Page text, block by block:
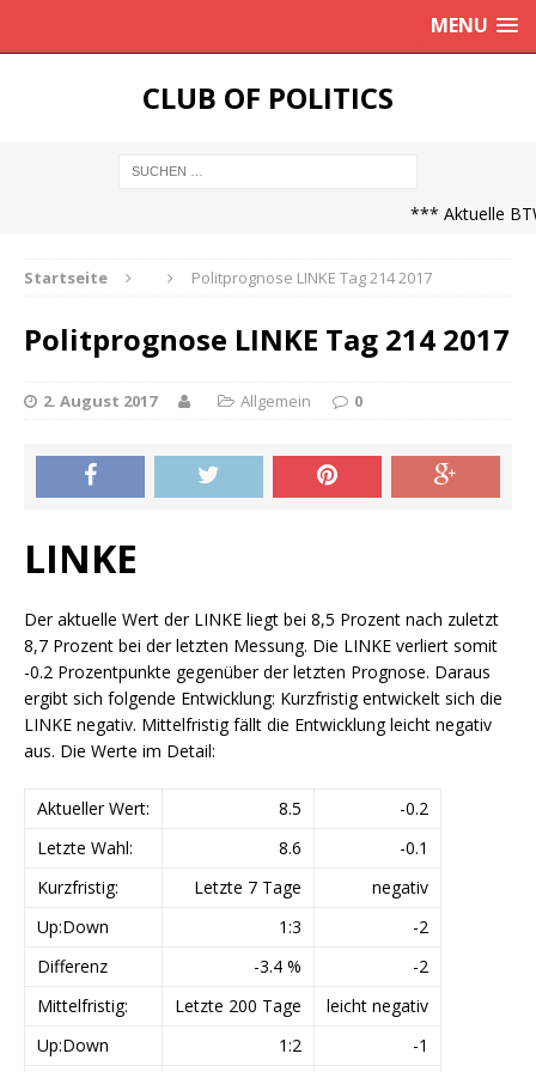
MENU
CLUB OF POLITICS
*** Aktuelle
Startseite Politprognose LINKE Tag 214 2017
Politprognose LINKE Tag 214 2017
2. August 2017 Allgemein 0
LINKE
Der aktuelle Wert der LINKE liegt bei 8,5 Prozent nach zuletzt
8,7 Prozent bei der letzten Messung. Die LINKE verliert somit
-0.2 Prozentpunkte gegenüber der letzten Prognose. Daraus
ergibt sich folgende Entwicklung: Kurzfristig entwickelt sich die
LINKE negativ. Mittelfristig fällt die Entwicklung leicht negativ
aus. Die Werte im Detail:
Aktueller Wert: 8.5
-0.2
Letzte Wahl:
8.6
-0.1
Kurzfristig:
Letzte 7 Tage
negativ
Up:Down
1:3
-2
Differenz
-3.4 %
-2
Mittelfristig:
Letzte 200 Tage
leicht negativ
Up:Down
1:2 -1